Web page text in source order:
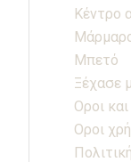
Κέντρο
Μπετό
Ξέχασε
Οροι
Οροι